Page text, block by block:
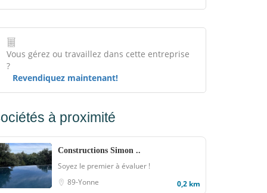
Vous gérez ou travaillez dans cette entreprise
?
Revendiquez maintenant!
à proximité
Constructions Simon ..
Soyez le premier à évaluer !
89-Yonne
0,2 km